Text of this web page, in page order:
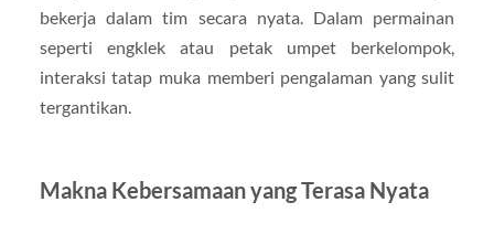
bekerja dalam tim secara nyata. Dalam permainan
seperti engklek atau petak umpet berkelompok,
interaksi tatap muka memberi pengalaman yang sulit
tergantikan.
Makna Kebersamaan yang Terasa Nyata